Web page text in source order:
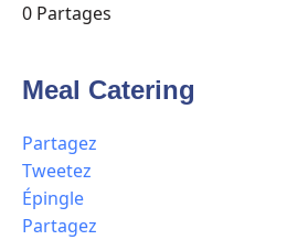
0 Partages
Meal Catering
Partagez
Tweetez
Épingle
Partagez